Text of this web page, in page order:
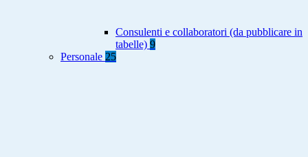
Consulenti e collaboratori (da pubblicare in
tabelle) 9
Personale 25